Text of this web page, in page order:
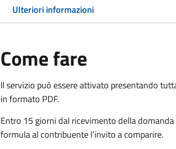
Ulteriori informazioni
Come fare
Il servizio può essere attivato presentando
in formato PDF.
Entro 15 giorni dal ricevimento della
formula al contribuente l’invito a comparire.